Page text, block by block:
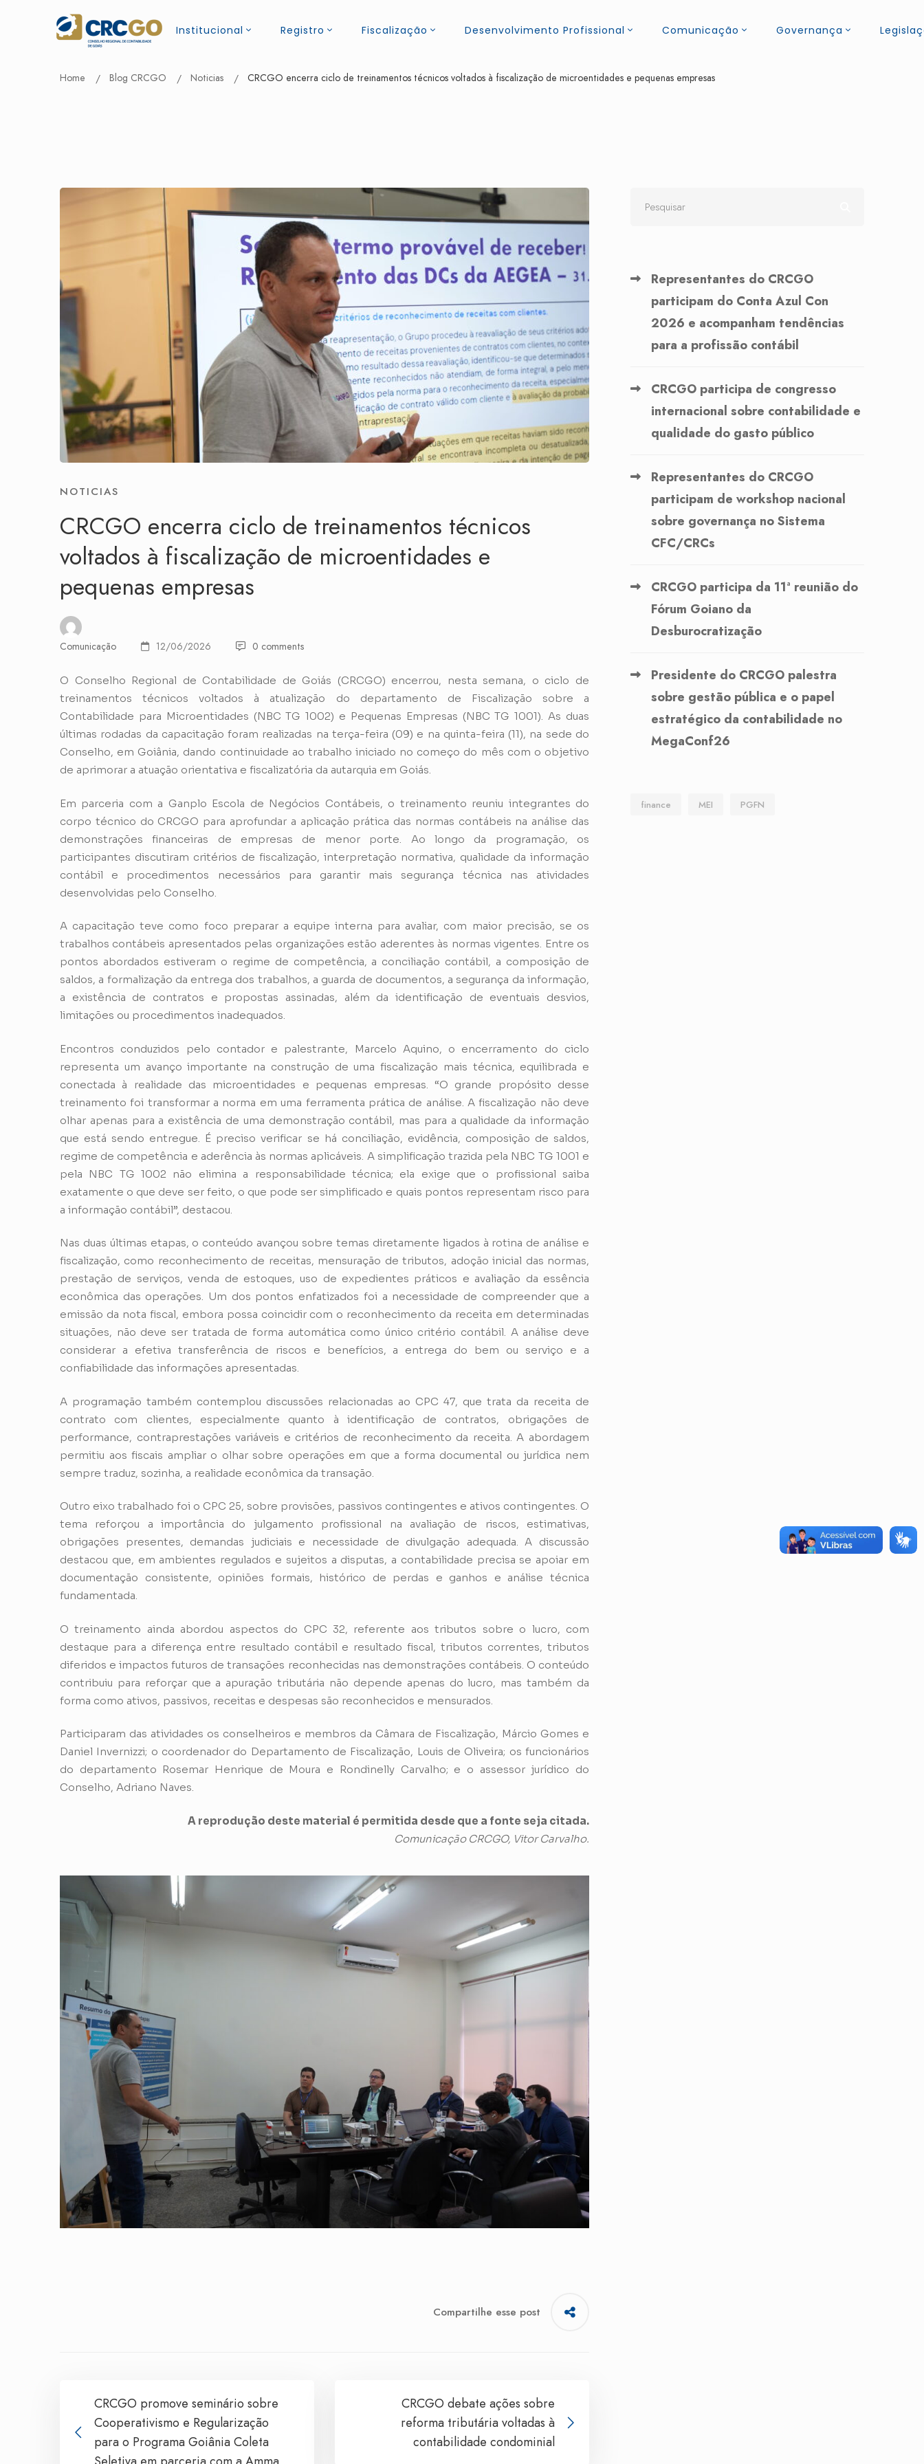
Institucional Registro Fiscalização Desenvolvimento Profissional Comunicação Governança
Home Blog CRCGO Noticias CRCGO encerra ciclo de treinamentos técnicos voltados à fiscalização de microentidades e pequenas empresas
NOTICIAS
CRCGO encerra ciclo de treinamentos técnicos
voltados à fiscalização de microentidades e
pequenas empresas
Comunicação 12/06/2026 0 comments
O Conselho Regional de Contabilidade de Goiás (CRCGO) encerrou, nesta semana, o ciclo de
treinamentos técnicos voltados à atualização do departamento de Fiscalização sobre a
Contabilidade para Microentidades (NBC TG 1002) e Pequenas Empresas (NBC TG 1001). As duas
últimas rodadas da capacitação foram realizadas na terça-feira (09) e na quinta-feira (11), na sede do
Conselho, em Goiânia, dando continuidade ao trabalho iniciado no começo do mês com o objetivo
de aprimorar a atuação orientativa e fiscalizatória da autarquia em Goiás.
Em parceria com a Ganplo Escola de Negócios Contábeis, o treinamento reuniu integrantes do
corpo técnico do CRCGO para aprofundar a aplicação prática das normas contábeis na análise das
demonstrações financeiras de empresas de menor porte. Ao longo da programação, os
participantes discutiram critérios de fiscalização, interpretação normativa, qualidade da informação
contábil e procedimentos necessários para garantir mais segurança técnica nas atividades
desenvolvidas pelo Conselho.
A capacitação teve como foco preparar a equipe interna para avaliar, com maior precisão, se os
trabalhos contábeis apresentados pelas organizações estão aderentes às normas vigentes. Entre os
pontos abordados estiveram o regime de competência, a conciliação contábil, a composição de
saldos, a formalização da entrega dos trabalhos, a guarda de documentos, a segurança da informação,
a existência de contratos e propostas assinadas, além da identificação de eventuais desvios,
limitações ou procedimentos inadequados.
Encontros conduzidos pelo contador e palestrante, Marcelo Aquino, o encerramento do ciclo
representa um avanço importante na construção de uma fiscalização mais técnica, equilibrada e
conectada à realidade das microentidades e pequenas empresas. “O grande propósito desse
treinamento foi transformar a norma em uma ferramenta prática de análise. A fiscalização não deve
olhar apenas para a existência de uma demonstração contábil, mas para a qualidade da informação
que está sendo entregue. É preciso verificar se há conciliação, evidência, composição de saldos,
regime de competência e aderência às normas aplicáveis. A simplificação trazida pela NBC TG 1001 e
pela NBC TG 1002 não elimina a responsabilidade técnica; ela exige que o profissional saiba
exatamente o que deve ser feito, o que pode ser simplificado e quais pontos representam risco para
a informação contábil”, destacou.
Nas duas últimas etapas, o conteúdo avançou sobre temas diretamente ligados à rotina de análise e
fiscalização, como reconhecimento de receitas, mensuração de tributos, adoção inicial das normas,
prestação de serviços, venda de estoques, uso de expedientes práticos e avaliação da essência
econômica das operações. Um dos pontos enfatizados foi a necessidade de compreender que a
emissão da nota fiscal, embora possa coincidir com o reconhecimento da receita em determinadas
situações, não deve ser tratada de forma automática como único critério contábil. A análise deve
considerar a efetiva transferência de riscos e benefícios, a entrega do bem ou serviço e a
confiabilidade das informações apresentadas.
A programação também contemplou discussões relacionadas ao CPC 47, que trata da receita de
contrato com clientes, especialmente quanto à identificação de contratos, obrigações de
performance, contraprestações variáveis e critérios de reconhecimento da receita. A abordagem
permitiu aos fiscais ampliar o olhar sobre operações em que a forma documental ou jurídica nem
sempre traduz, sozinha, a realidade econômica da transação.
Outro eixo trabalhado foi o CPC 25, sobre provisões, passivos contingentes e ativos contingentes. O
tema reforçou a importância do julgamento profissional na avaliação de riscos, estimativas,
obrigações presentes, demandas judiciais e necessidade de divulgação adequada. A discussão
destacou que, em ambientes regulados e sujeitos a disputas, a contabilidade precisa se apoiar em
documentação consistente, opiniões formais, histórico de perdas e ganhos e análise técnica
fundamentada.
O treinamento ainda abordou aspectos do CPC 32, referente aos tributos sobre o lucro, com
destaque para a diferença entre resultado contábil e resultado fiscal, tributos correntes, tributos
diferidos e impactos futuros de transações reconhecidas nas demonstrações contábeis. O conteúdo
contribuiu para reforçar que a apuração tributária não depende apenas do lucro, mas também da
forma como ativos, passivos, receitas e despesas são reconhecidos e mensurados.
Participaram das atividades os conselheiros e membros da Câmara de Fiscalização, Márcio Gomes e
Daniel Invernizzi; o coordenador do Departamento de Fiscalização, Louis de Oliveira; os funcionários
do departamento Rosemar Henrique de Moura e Rondinelly Carvalho; e o assessor jurídico do
Conselho, Adriano Naves.
A reprodução deste material é permitida desde que a fonte seja citada.
Comunicação CRCGO, Vitor Carvalho.
Compartilhe esse post
CRCGO promove seminário sobre
Cooperativismo e Regularização
para o Programa Goiânia Coleta
CRCGO debate ações sobre
reforma tributária voltadas à
contabilidade condominial
Representantes do CRCGO
participam do Conta Azul Con
2026 e acompanham tendências
para a profissão contábil
CRCGO participa de congresso
internacional sobre contabilidade e
qualidade do gasto público
Representantes do CRCGO
participam de workshop nacional
sobre governança no Sistema
CFC/CRCs
CRCGO participa da 11ª reunião do
Fórum Goiano da
Desburocratização
Presidente do CRCGO palestra
sobre gestão pública e o papel
estratégico da contabilidade no
MegaConf26
finance MEI PGFN